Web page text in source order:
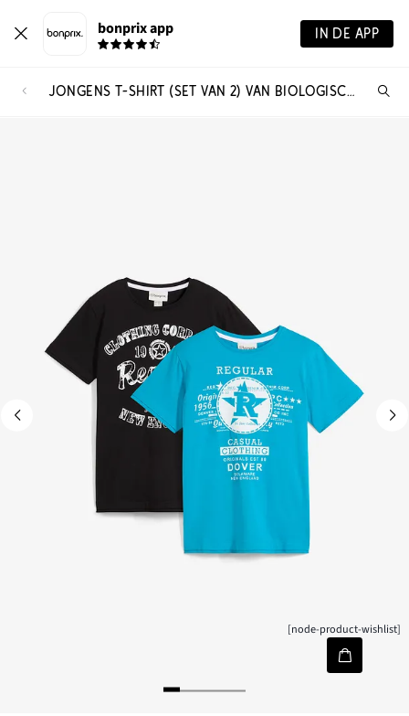
bonprix app IN DE APP
JONGENS T-SHIRT (SET VAN 2) VAN BIOLOGISCH KATOEN
[node-product-wishlist]